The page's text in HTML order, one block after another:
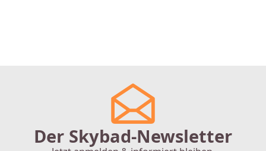
Der Skybad-Newsletter